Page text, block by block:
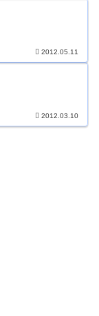
2012.05.11
2012.03.10